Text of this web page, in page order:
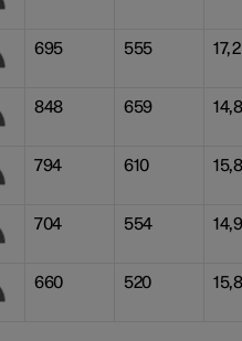
695 555 17,2
848 659 14,8
794 610 15,8
704 554 14,9
660 520 15,8